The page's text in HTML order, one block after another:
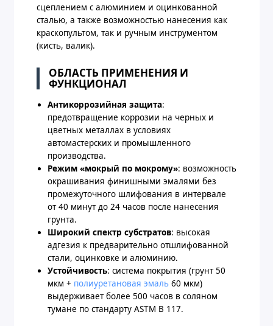
сцеплением с алюминием и оцинкованной
сталью, а также возможностью нанесения как
краскопультом, так и ручным инструментом
(кисть, валик).
ОБЛАСТЬ ПРИМЕНЕНИЯ И
ФУНКЦИОНАЛ
Антикоррозийная защита:
предотвращение коррозии на черных и
цветных металлах в условиях
автомастерских и промышленного
производства.
Режим «мокрый по мокрому»: возможность
окрашивания финишными эмалями без
промежуточного шлифования в интервале
от 40 минут до 24 часов после нанесения
грунта.
Широкий спектр субстратов: высокая
адгезия к предварительно отшлифованной
стали, оцинковке и алюминию.
Устойчивость: система покрытия (грунт 50
мкм + полиуретановая эмаль 60 мкм)
выдерживает более 500 часов в соляном
тумане по стандарту ASTM B 117.